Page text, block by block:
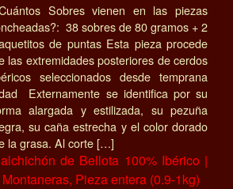
Sobres vienen en las piezas
38 sobres de 80 gramos + 2
de puntas Esta pieza procede
las extremidades posteriores de cerdos
seleccionados desde temprana
Externamente se identifica por su
alargada y estilizada, su pezuña
su caña estrecha y el color dorado
la grasa. Al corte […]
de Bellota 100% Ibérico |
Pieza entera (0.9-1kg)